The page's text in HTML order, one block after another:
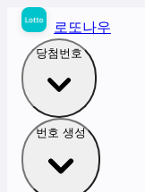
로또나우
당첨번호
번호 생성